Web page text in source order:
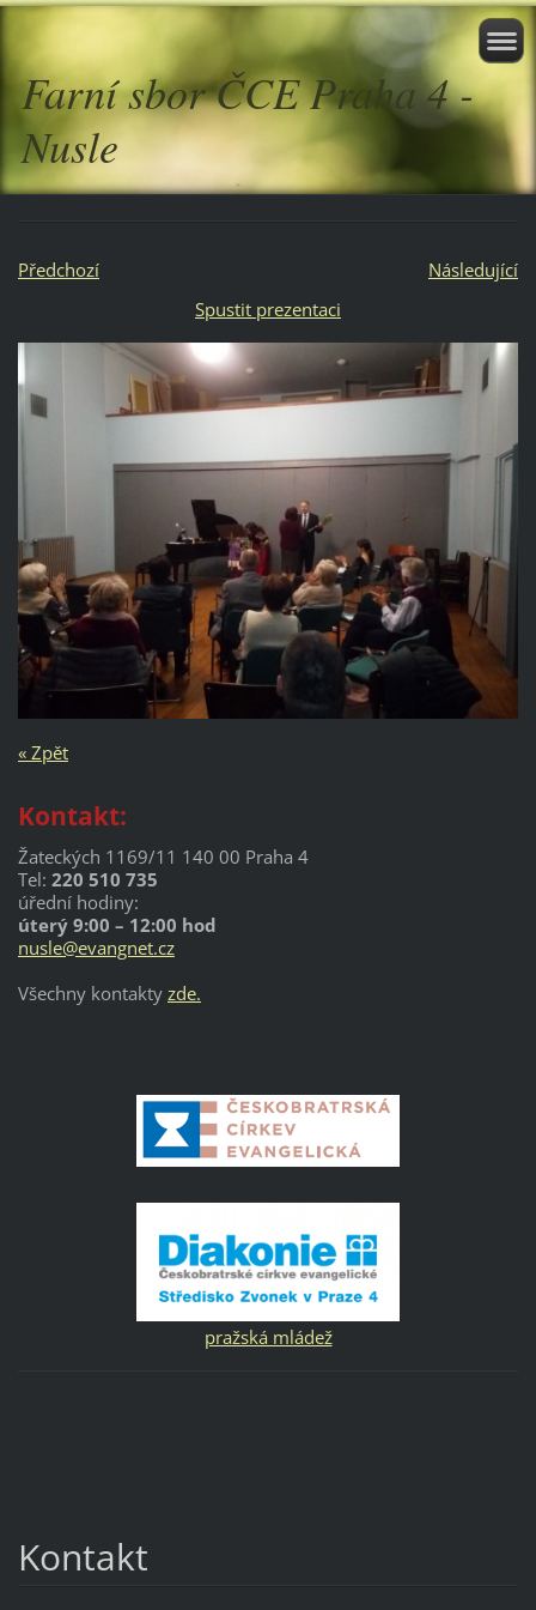
Farní sbor ČCE Praha 4 -
Nusle
Předchozí
Následující
Spustit prezentaci
« Zpět
Kontakt:
Žateckých 1169/11 140 00 Praha 4
Tel: 220 510 735
úřední hodiny:
úterý 9:00 – 12:00 hod
nusle@evangnet.cz
Všechny kontakty zde.
pražská mládež
Kontakt